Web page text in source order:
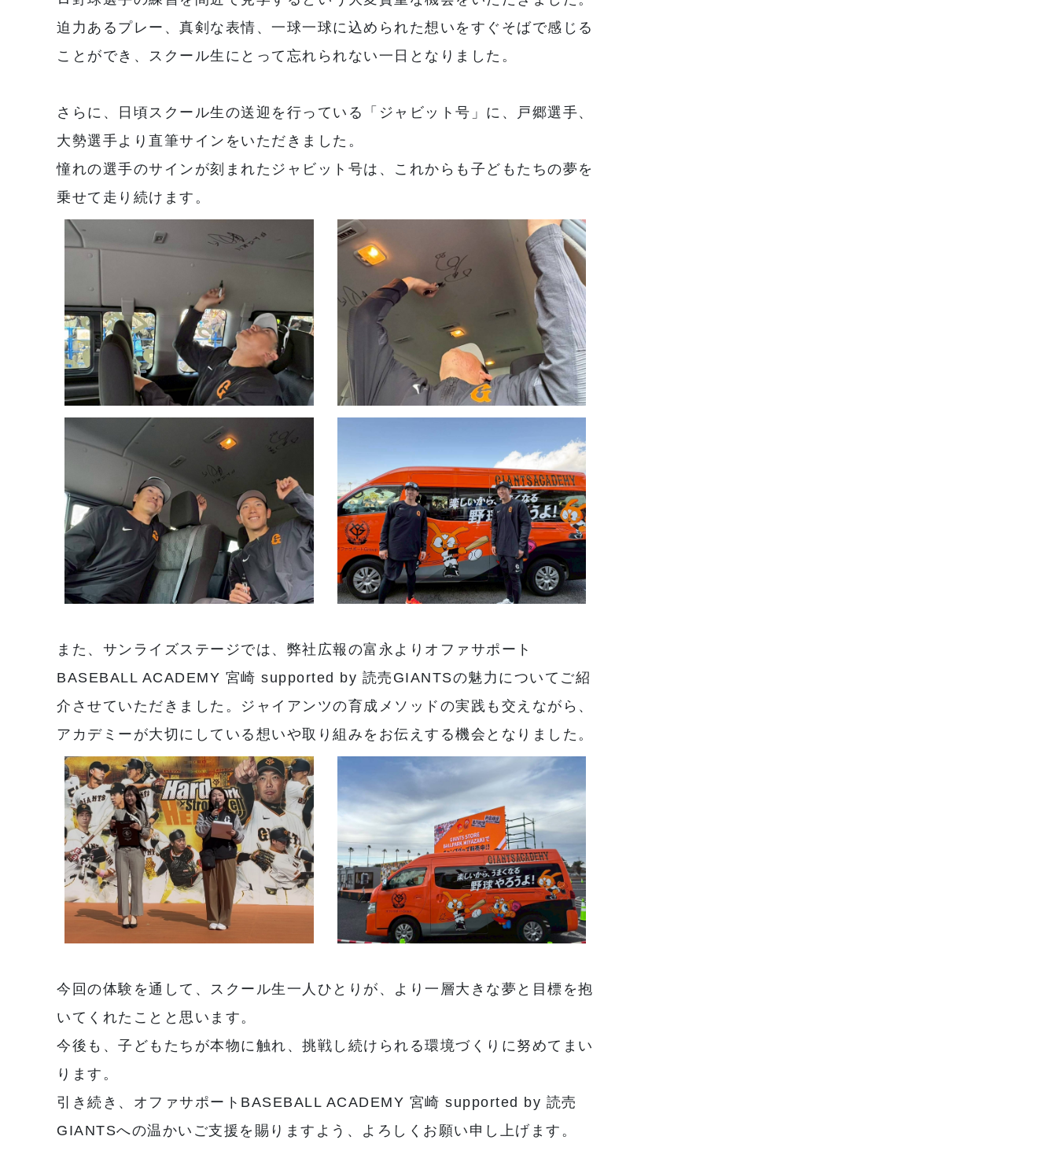
迫力あるプレー、真剣な表情、一球一球に込められた想いをすぐそばで感じる
ことができ、スクール生にとって忘れられない一日となりました。
さらに、日頃スクール生の送迎を行っている「ジャビット号」に、戸郷選手、
大勢選手より直筆サインをいただきました。
憧れの選手のサインが刻まれたジャビット号は、これからも子どもたちの夢を
乗せて走り続けます。
また、サンライズステージでは、弊社広報の富永よりオファサポート
BASEBALL ACADEMY 宮崎 supported by 読売GIANTSの魅力についてご紹
介させていただきました。ジャイアンツの育成メソッドの実践も交えながら、
アカデミーが大切にしている想いや取り組みをお伝えする機会となりました。
今回の体験を通して、スクール生一人ひとりが、より一層大きな夢と目標を抱
いてくれたことと思います。
今後も、子どもたちが本物に触れ、挑戦し続けられる環境づくりに努めてまい
ります。
引き続き、オファサポートBASEBALL ACADEMY 宮崎 supported by 読売
GIANTSへの温かいご支援を賜りますよう、よろしくお願い申し上げます。